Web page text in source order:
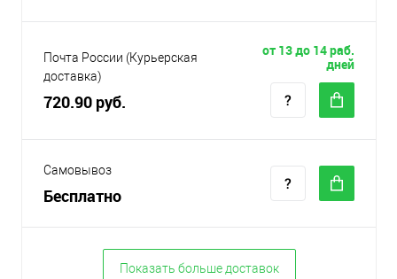
Почта России (Курьерская
доставка)
720.90 руб.
от 13 до 14 раб.
дней
Самовывоз
Бесплатно
Показать больше доставок